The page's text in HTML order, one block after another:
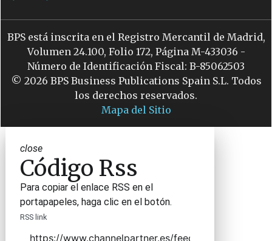
BPS está inscrita en el Registro Mercantil de Madrid,
Volumen 24.100, Folio 172, Página M-433036 -
Número de Identificación Fiscal: B-85062503
© 2026 BPS Business Publications Spain S.L. Todos
los derechos reservados.
Mapa del Sitio
close
Código Rss
Para copiar el enlace RSS en el
portapapeles, haga clic en el botón.
RSS link